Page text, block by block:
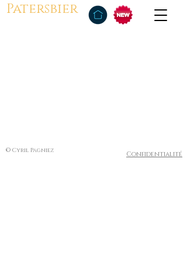
Patersbier
© Cyril Pagniez Confidentialité